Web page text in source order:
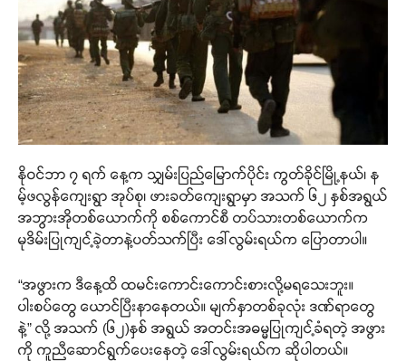
နိုဝင်ဘာ ၇ ရက် နေ့က သျှမ်းပြည်မြောက်ပိုင်း ကွတ်ခိုင်မြို့နယ်၊ န
မ့်ဖလွန်ကျေးရွာ အုပ်စု၊ ဖားခတ်ကျေးရွာမှာ အသက် ၆၂ နှစ်အရွယ်
အဘွားအိုတစ်‌ယောက်ကို စစ်ကောင်စီ တပ်သားတစ်ယောက်က
မုဒိမ်းပြုကျင့်ခဲ့တာနဲ့ပတ်သက်ပြီး ဒေါ်လွမ်းရယ်က ပြောတာပါ။
“အဖွားက ဒီနေ့ထိ ထမင်းကောင်းကောင်းစားလို့မရသေးဘူး။
ပါးစပ်တွေ ယောင်ပြီးနာနေတယ်။ မျက်နှာတစ်ခုလုံး ဒဏ်ရာတွေ
နဲ့” လို့ အသက် (၆၂)နှစ် အရွယ် အတင်းအဓမ္မပြုကျင့်ခံရတဲ့ အဖွား
ကို ကူညီဆောင်ရွက်ပေးနေတဲ့ ဒေါ်လွမ်းရယ်က ဆိုပါတယ်။